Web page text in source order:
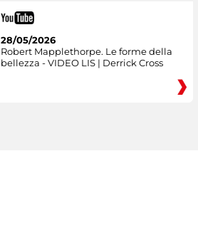
28/05/2026
Robert Mapplethorpe. Le forme della
bellezza - VIDEO LIS | Derrick Cross